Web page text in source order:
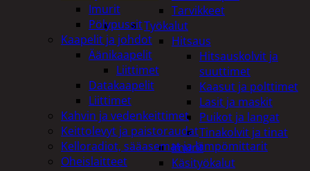
Tarvikkeet
Työkalut
Hitsaus
Hitsauskolvit ja
suuttimet
Kaasut ja polttimet
Lasit ja maskit
Puikot ja langat
Tinakolvit ja tinat
Imurit
Käsityökalut
Imurit
Pölypussit
Kaapelit ja johdot
Äänikaapelit
Liittimet
Datakaapelit
Liittimet
Kahvin ja vedenkeittimet
Keittolevyt ja paistoraudat
Kelloradiot, sääasemat ja lämpömittarit
Oheislaitteet